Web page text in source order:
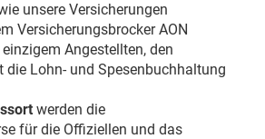
unsere Versicherungen
Versicherungsbrocker AON
Angestellten, den
die Lohn- und Spesenbuchhaltung
werden die
für die Offiziellen und das